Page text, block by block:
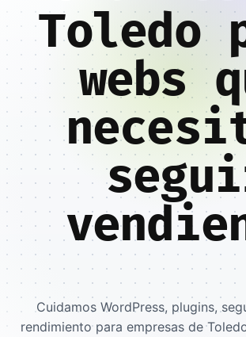
Toledo
webs
Cuidamos WordPress, plugins,
rendimiento para empresas de